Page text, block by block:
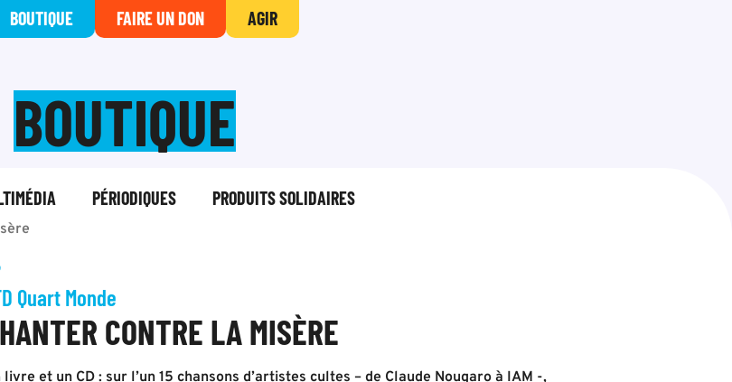
BOUTIQUE FAIRE UN DON AGIR
BOUTIQUE
PÉRIODIQUES PRODUITS SOLIDAIRES
Quart Monde
CONTRE LA MISÈRE
livre et un CD : sur l’un 15 chansons d’artistes cultes – de Claude Nougaro à IAM -,